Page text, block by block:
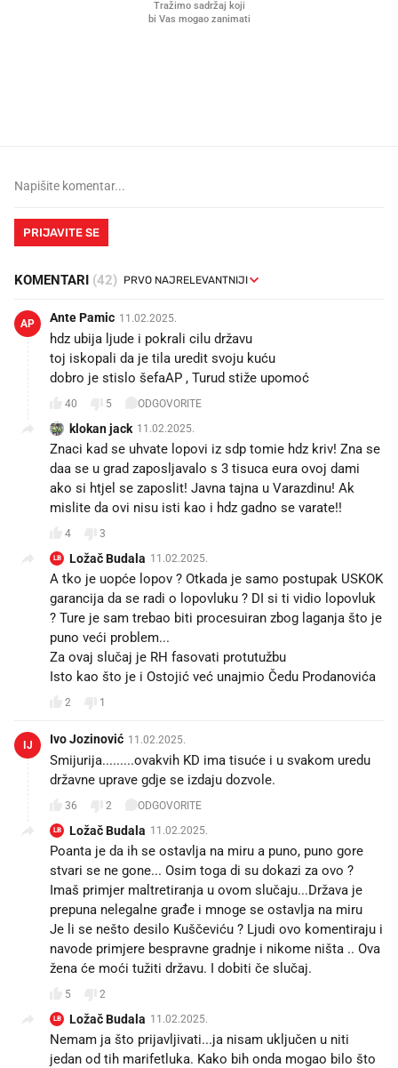
PRIJAVITE SE
KOMENTARI (42)
AP Ante Pamic 11.02.2025.
hdz ubija ljude i pokrali cilu državu
toj iskopali da je tila uredit svoju kuću
dobro je stislo šefaAP , Turud stiže upomoć
40 5 ODGOVORITE
klokan jack 11.02.2025.
Znaci kad se uhvate lopovi iz sdp tomie hdz kriv! Zna se
daa se u grad zaposljavalo s 3 tisuca eura ovoj dami
ako si htjel se zaposlit! Javna tajna u Varazdinu! Ak
mislite da ovi nisu isti kao i hdz gadno se varate!!
4 3
LB Ložač Budala 11.02.2025.
A tko je uopće lopov ? Otkada je samo postupak USKOK
garancija da se radi o lopovluku ? DI si ti vidio lopovluk
? Ture je sam trebao biti procesuiran zbog laganja što je
puno veći problem...
Za ovaj slučaj je RH fasovati protutužbu
Isto kao što je i Ostojić već unajmio Čedu Prodanovića
2 1
IJ Ivo Jozinović 11.02.2025.
Smijurija.........ovakvih KD ima tisuće i u svakom uredu
državne uprave gdje se izdaju dozvole.
36 2 ODGOVORITE
LB Ložač Budala 11.02.2025.
Poanta je da ih se ostavlja na miru a puno, puno gore
stvari se ne gone... Osim toga di su dokazi za ovo ?
Imaš primjer maltretiranja u ovom slučaju...Država je
prepuna nelegalne građe i mnoge se ostavlja na miru
Je li se nešto desilo Kuščeviću ? Ljudi ovo komentiraju i
navode primjere bespravne gradnje i nikome ništa .. Ova
žena će moći tužiti državu. I dobiti če slučaj.
5 2
LB Ložač Budala 11.02.2025.
Nemam ja što prijavljivati...ja nisam uključen u niti
jedan od tih marifetluka. Kako bih onda mogao bilo što